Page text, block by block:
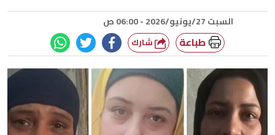
السبت 27/يونيو/2026 - 06:00 ص
طباعة